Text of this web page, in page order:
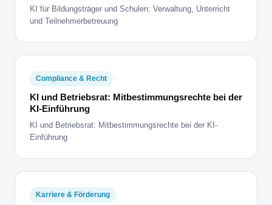
KI für Bildungsträger und Schulen: Verwaltung, Unterricht
und Teilnehmerbetreuung
Compliance & Recht
KI und Betriebsrat: Mitbestimmungsrechte bei der
KI-Einführung
KI und Betriebsrat: Mitbestimmungsrechte bei der KI-
Einführung
Karriere & Förderung